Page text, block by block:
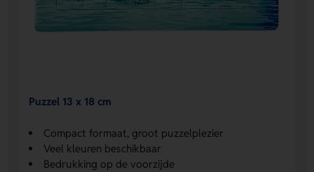
Puzzel 13 x 18 cm
Compact formaat, groot puzzelplezier
Veel kleuren beschikbaar
Bedrukking op de voorzijde